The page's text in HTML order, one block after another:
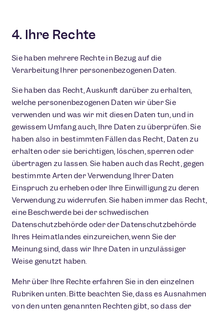
4. Ihre Rechte
Sie haben mehrere Rechte in Bezug auf die
Verarbeitung Ihrer personenbezogenen Daten.
Sie haben das Recht, Auskunft darüber zu erhalten,
welche personenbezogenen Daten wir über Sie
verwenden und was wir mit diesen Daten tun, und in
gewissem Umfang auch, Ihre Daten zu überprüfen. Sie
haben also in bestimmten Fällen das Recht, Daten zu
erhalten oder sie berichtigen, löschen, sperren oder
übertragen zu lassen. Sie haben auch das Recht, gegen
bestimmte Arten der Verwendung Ihrer Daten
Einspruch zu erheben oder Ihre Einwilligung zu deren
Verwendung zu widerrufen. Sie haben immer das Recht,
eine Beschwerde bei der schwedischen
Datenschutzbehörde oder der Datenschutzbehörde
Ihres Heimatlandes einzureichen, wenn Sie der
Meinung sind, dass wir Ihre Daten in unzulässiger
Weise genutzt haben.
Mehr über Ihre Rechte erfahren Sie in den einzelnen
Rubriken unten. Bitte beachten Sie, dass es Ausnahmen
von den unten genannten Rechten gibt, so dass der